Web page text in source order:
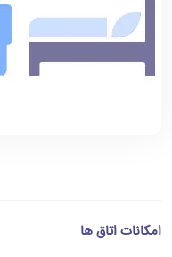
امکانات اتاق ها